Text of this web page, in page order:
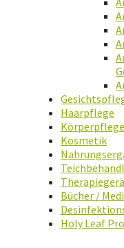
Haarpflege
Körperpflege
Kosmetik
Bücher /
Holy Leaf